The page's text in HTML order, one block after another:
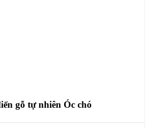
gỗ tự nhiên Óc chó